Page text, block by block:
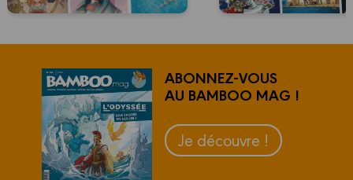
ABONNEZ-VOUS
AU BAMBOO MAG !
Je découvre !